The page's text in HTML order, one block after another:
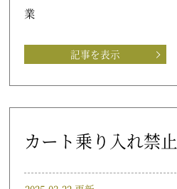
業
記事を表示
カート乗り入れ禁止